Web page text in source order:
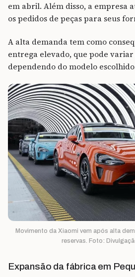
em abril. Além disso, a empresa
os pedidos de peças para seus
A alta demanda tem como
entrega elevado, que pode variar
dependendo do modelo
Movimento da Xiaomi vem após alta
reservas. Foto:
Expansão da fábrica em